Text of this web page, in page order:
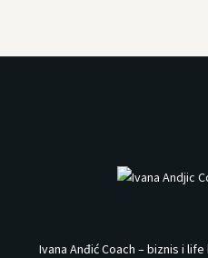
Ivana Anđić Coach – biznis i